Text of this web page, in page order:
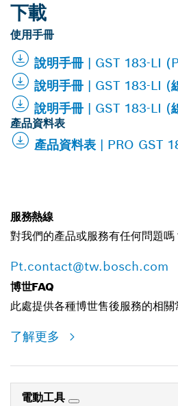
下載
使用手冊
說明手冊 | GST 183-LI
說明手冊 | GST 183-LI (
說明手冊 | GST 183-LI (
產品資料表
產品資料表 | PRO GST
服務熱線
對我們的產品或服務有任何問題嗎
Pt.contact@tw.bosch.com
博世FAQ
此處提供各種博世售後服務的相關
了解更多
電動工具